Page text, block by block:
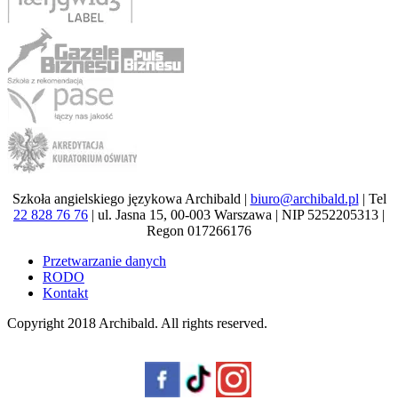
Szkoła angielskiego językowa Archibald | biuro@archibald.pl | Tel
22 828 76 76 | ul. Jasna 15, 00-003 Warszawa | NIP 5252205313 |
Regon 017266176
Przetwarzanie danych
RODO
Kontakt
Copyright 2018 Archibald. All rights reserved.